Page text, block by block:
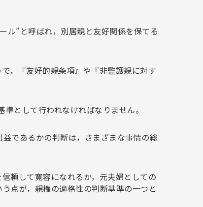
”と呼ばれ，別居親と友好関係を保てる
，『友好的親条項』や『非監護親に対す
として行われなければなりません。
であるかの判断は，さまざまな事情の総
頼して寛容になれるか，元夫婦としての
点が，親権の適格性の判断基準の一つと